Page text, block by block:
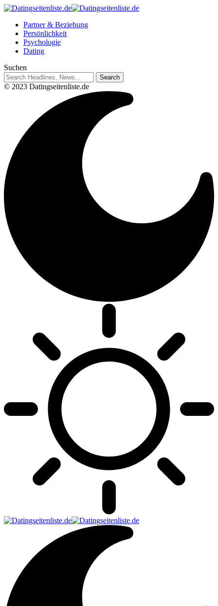
Partner & Beziehung
Persönlichkeit
Psychologie
Dating
Suchen
© 2023 Datingseitenliste.de